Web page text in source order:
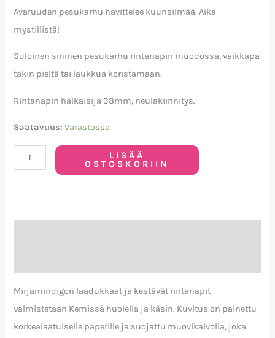
Avaruuden pesukarhu havittelee kuunsilmää. Aika
mystillistä!
Suloinen sininen pesukarhu rintanapin muodossa, vaikkapa
takin pieltä tai laukkua koristamaan.
Rintanapin halkaisija 38mm, neulakiinnitys.
Saatavuus: Varastossa
LISÄÄ
OSTOSKORIIN
Mirjamindigon laadukkaat ja kestävät rintanapit
valmistetaan Kemissä huolella ja käsin. Kuvitus on painettu
korkealaatuiselle paperille ja suojattu muovikalvolla, joka